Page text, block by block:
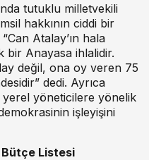
tutuklu milletvekili
hakkının ciddi bir
Atalay’ın hala
bir Anayasa ihlalidir.
değil, ona oy veren 75
dedi. Ayrıca
yerel yöneticilere yönelik
işleyişini
Bütçe Listesi